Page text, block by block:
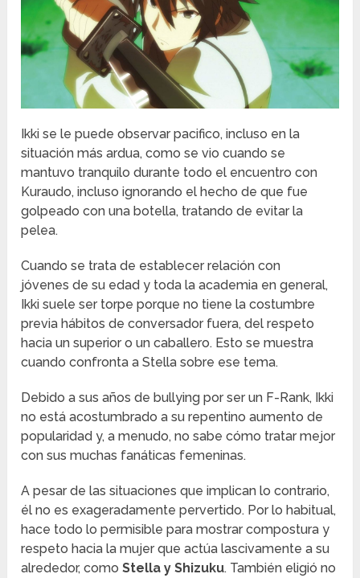
Ikki se le puede observar pacifico, incluso en la
situación más ardua, como se vio cuando se
mantuvo tranquilo durante todo el encuentro con
Kuraudo, incluso ignorando el hecho de que fue
golpeado con una botella, tratando de evitar la
pelea.
Cuando se trata de establecer relación con
jóvenes de su edad y toda la academia en general,
Ikki suele ser torpe porque no tiene la costumbre
previa hábitos de conversador fuera, del respeto
hacia un superior o un caballero. Esto se muestra
cuando confronta a Stella sobre ese tema.
Debido a sus años de bullying por ser un F-Rank, Ikki
no está acostumbrado a su repentino aumento de
popularidad y, a menudo, no sabe cómo tratar mejor
con sus muchas fanáticas femeninas.
A pesar de las situaciones que implican lo contrario,
él no es exageradamente pervertido. Por lo habitual,
hace todo lo permisible para mostrar compostura y
respeto hacia la mujer que actúa lascivamente a su
alrededor, comoStella y Shizuku. También eligió no